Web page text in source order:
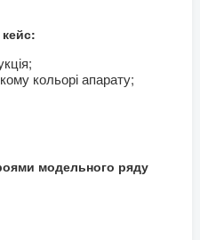
кольорі апарату;
модельного ряду